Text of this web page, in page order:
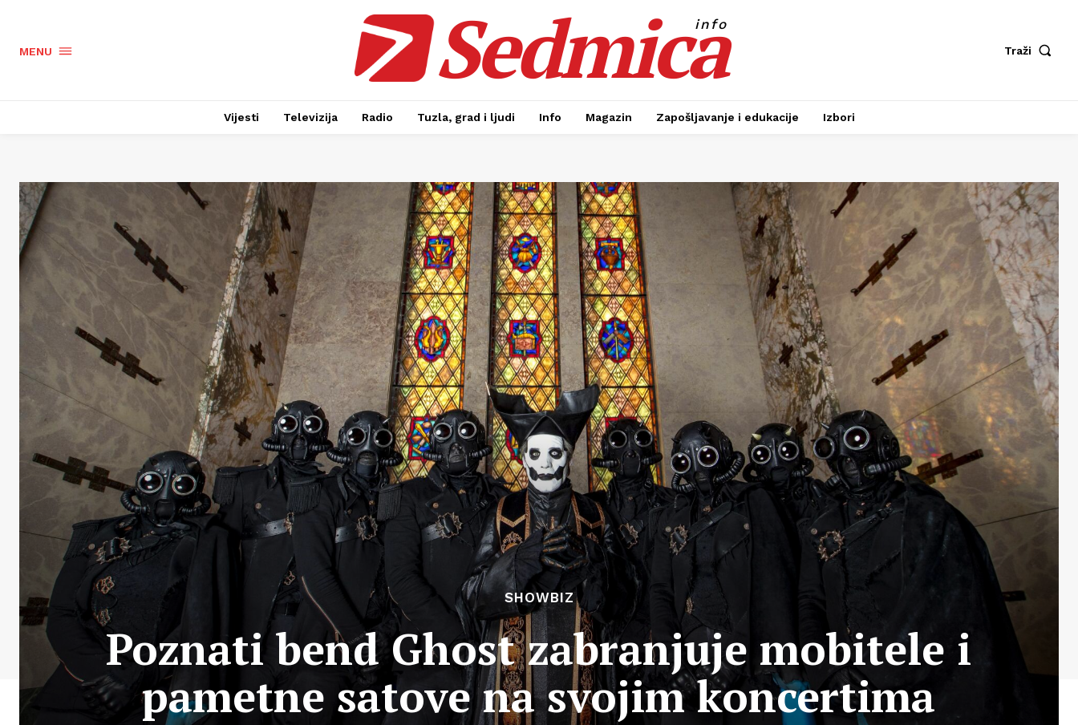
MENU Sedmica
info
Traži
Vijesti Televizija Radio Tuzla, grad i ljudi Info Magazin Zapošljavanje i edukacije Izbori
SHOWBIZ
Poznati bend Ghost zabranjuje mobitele i
pametne satove na svojim koncertima